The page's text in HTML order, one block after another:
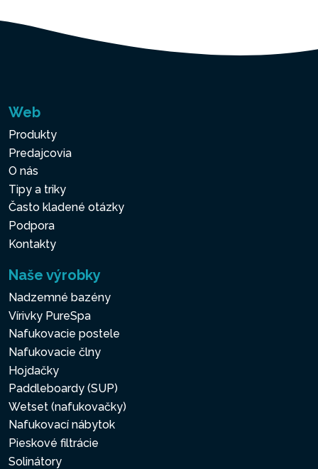
Web
Produkty
Predajcovia
O nás
Tipy a triky
Často kladené otázky
Podpora
Kontakty
Naše výrobky
Nadzemné bazény
Vírivky PureSpa
Nafukovacie postele
Nafukovacie člny
Hojdačky
Paddleboardy (SUP)
Wetset (nafukovačky)
Nafukovací nábytok
Pieskové filtrácie
Solinátory